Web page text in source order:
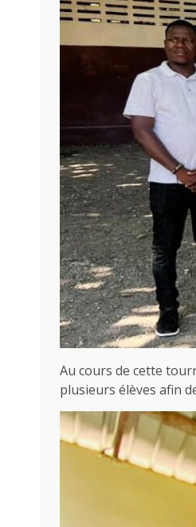
Au cours de cette
plusieurs élèves afin